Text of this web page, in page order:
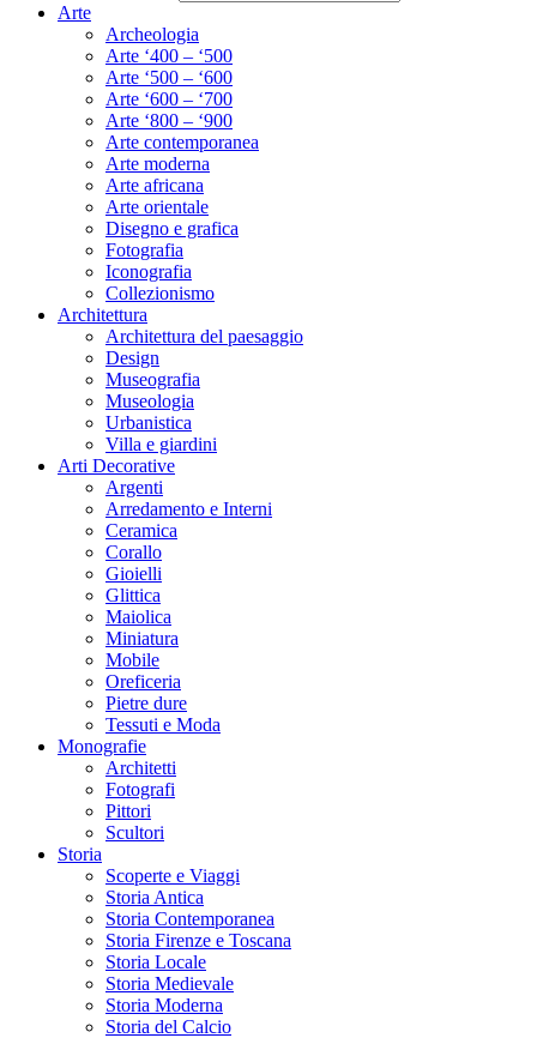
Arte
Archeologia
Arte ‘400 – ‘500
Arte ‘500 – ‘600
Arte ‘600 – ‘700
Arte ‘800 – ‘900
Arte contemporanea
Arte moderna
Arte africana
Arte orientale
Disegno e grafica
Fotografia
Iconografia
Collezionismo
Architettura
Architettura del paesaggio
Design
Museografia
Museologia
Urbanistica
Villa e giardini
Arti Decorative
Argenti
Arredamento e Interni
Ceramica
Corallo
Gioielli
Glittica
Maiolica
Miniatura
Mobile
Oreficeria
Pietre dure
Tessuti e Moda
Monografie
Architetti
Fotografi
Pittori
Scultori
Storia
Scoperte e Viaggi
Storia Antica
Storia Contemporanea
Storia Firenze e Toscana
Storia Locale
Storia Medievale
Storia Moderna
Storia del Calcio